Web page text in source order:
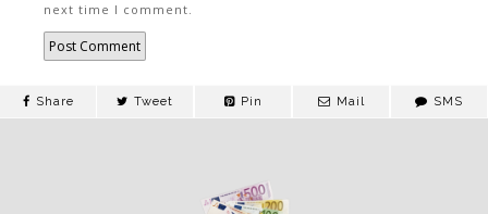
next time I comment.
Share Tweet Pin Mail SMS